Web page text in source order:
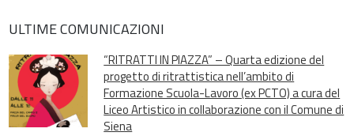
ULTIME COMUNICAZIONI
“RITRATTI IN PIAZZA” – Quarta edizione del
progetto di ritrattistica nell’ambito di
Formazione Scuola-Lavoro (ex PCTO) a cura del
Liceo Artistico in collaborazione con il Comune di
Siena